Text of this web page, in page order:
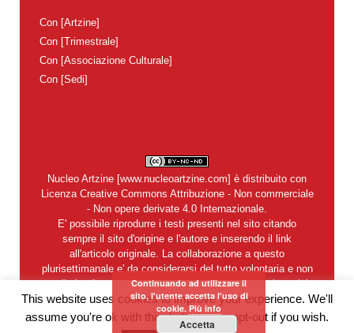
Con [Artzine]
Con [Trimestrale]
Con [Associazione Culturale]
Con [Sedi]
Nucleo Artzine [www.nucleoartzine.com] è distribuito con
Licenza Creative Commons Attribuzione - Non commerciale
- Non opere derivate 4.0 Internazionale.
E' possibile riprodurre i testi presenti nel sito citando
sempre il sito d'origine e l'autore e inserendo il link
all'articolo originale. La collaborazione a questo
plurisettimanale e' da considerarsi del tutto volontaria e non
retribuita. In nessun caso si garantisce la restituzione dei
materiali inviati alla redazione. Del contenuto degli articoli e
degli annunci pubblicitari sono legalmente responsabili i
singoli autori.
This website uses cookies to improve your experience. We'll
assume you're ok with this, but you can opt-out if you wish.
Continuando ad utilizzare il
sito, l'utente accetta l'uso di
cookie.Più info
Accetta